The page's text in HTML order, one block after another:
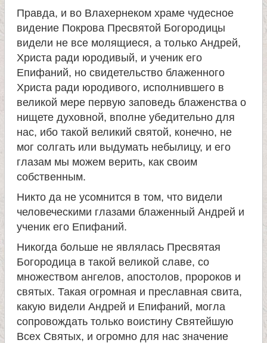
а
н
и
ц
ы
К
а
н
Правда, и во Влахернеком храме чудесное
видение Покрова Пресвятой Богородицы
видели не все молящиеся, а только Андрей,
Христа ради юродивый, и ученик его
Епифаний, но свидетельство блаженного
Христа ради юродивого, исполнившего в
великой мере первую заповедь блаженства о
нищете духовной, вполне убедительно для
нас, ибо такой великий святой, конечно, не
мог солгать или выдумать небылицу, и его
глазам мы можем верить, как своим
собственным.
Никто да не усомнится в том, что видели
человеческими глазами блаженный Андрей и
ученик его Епифаний.
Никогда больше не являлась Пресвятая
Богородица в такой великой славе, со
множеством ангелов, апостолов, пророков и
святых. Такая огромная и преславная свита,
какую видели Андрей и Епифаний, могла
сопровождать только воистину Святейшую
Всех Святых, и огромно для нас значение